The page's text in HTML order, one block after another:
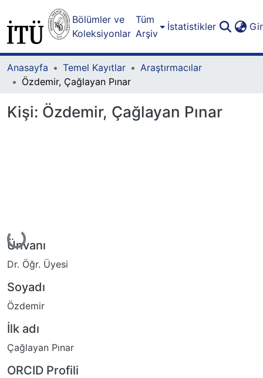
Bölümler ve
Koleksiyonlar
Tüm
Arşiv
İstatistikler
Anasayfa Temel Kayıtlar
Araştırmacılar
Özdemir, Çağlayan Pınar
Kişi: Özdemir, Çağlayan Pınar
Yükleniyor...
Ünvanı
Dr. Öğr. Üyesi
Soyadı
Özdemir
İlk adı
Çağlayan Pınar
ORCID Profili